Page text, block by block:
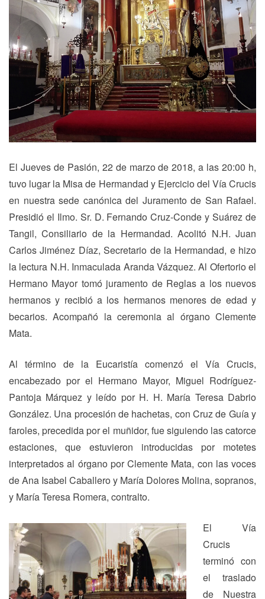
El Jueves de Pasión, 22 de marzo de 2018, a las 20:00 h,
tuvo lugar la Misa de Hermandad y Ejercicio del Vía Crucis
en nuestra sede canónica del Juramento de San Rafael.
Presidió el Ilmo. Sr. D. Fernando Cruz-Conde y Suárez de
Tangil, Consiliario de la Hermandad. Acolitó N.H. Juan
Carlos Jiménez Díaz, Secretario de la Hermandad, e hizo
la lectura N.H. Inmaculada Aranda Vázquez. Al Ofertorio el
Hermano Mayor tomó juramento de Reglas a los nuevos
hermanos y recibió a los hermanos menores de edad y
becarios. Acompañó la ceremonia al órgano Clemente
Mata.
Al término de la Eucaristía comenzó el Vía Crucis,
encabezado por el Hermano Mayor, Miguel Rodríguez-
Pantoja Márquez y leído por H. H. María Teresa Dabrio
González. Una procesión de hachetas, con Cruz de Guía y
faroles, precedida por el muñidor, fue siguiendo las catorce
estaciones, que estuvieron introducidas por motetes
interpretados al órgano por Clemente Mata, con las voces
de Ana Isabel Caballero y María Dolores Molina, sopranos,
y María Teresa Romera, contralto.
El Vía
Crucis
terminó con
el traslado
de Nuestra